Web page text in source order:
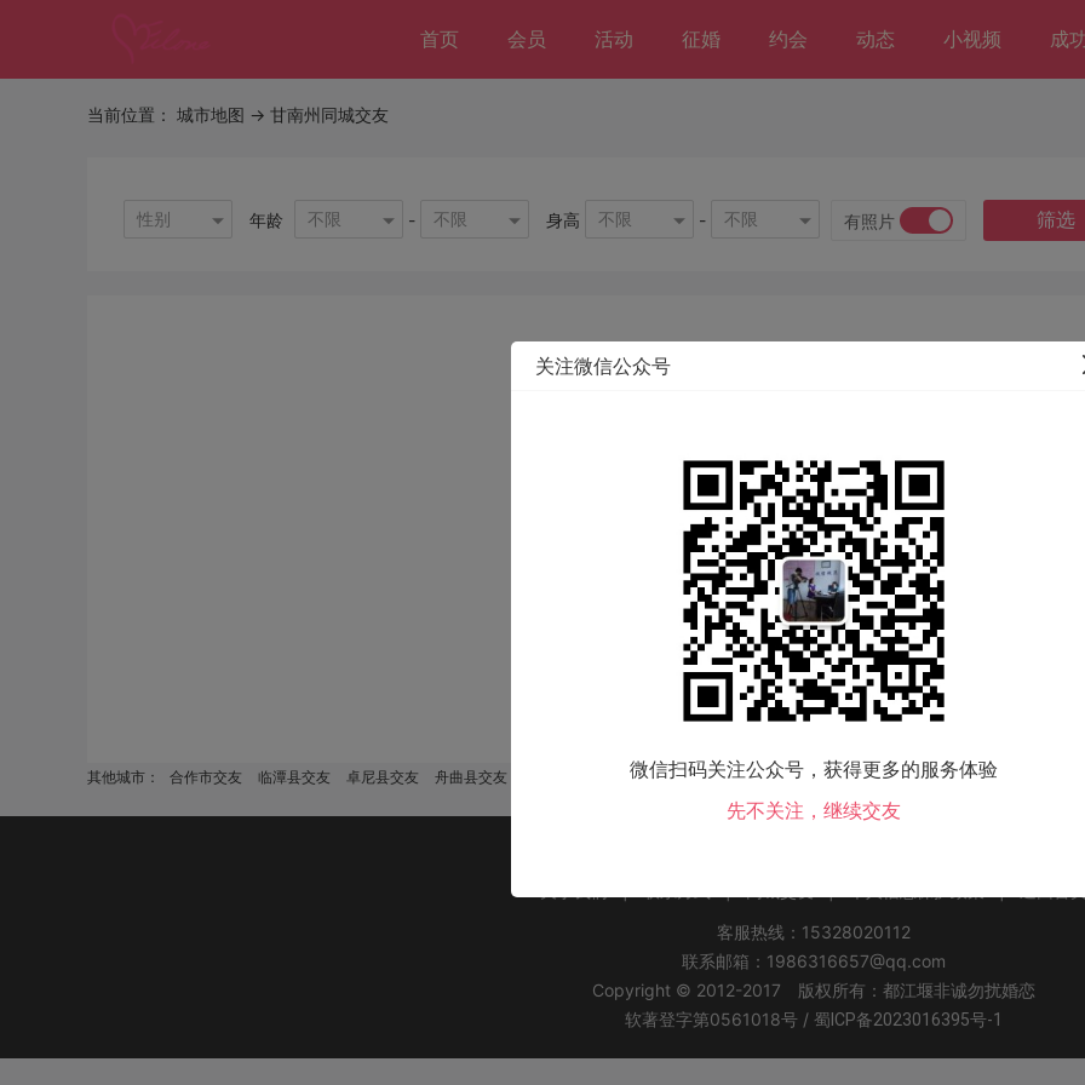
首页 会员 活动 征婚 约会 动态 小视频 成
当前位置： 城市地图 -> 甘南州同城交友
性别 年龄 不限 - 不限 身高 不限 - 不限 有照片 筛选
该地区没有会员，换个城市试试！
其他城市： 合作市交友 临潭县交友 卓尼县交友 舟曲县交友 玛曲县交友 碌曲县交友 夏河县交友
客服热线：15328020112
联系邮箱：1986316657@qq.com
Copyright © 2012-2017 版权所有：都江堰非诚勿扰婚恋
软著登字第0561018号 / 蜀ICP备2023016395号-1
关注微信公众号
微信扫码关注公众号，获得更多的服务体验
先不关注，继续交友